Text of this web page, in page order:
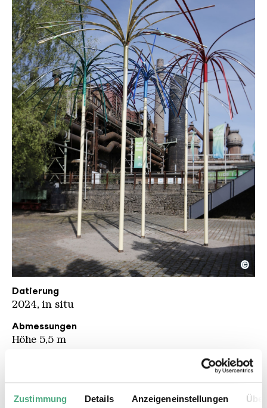
Zustimmung Details Anzeigeneinstellungen
Onno Poiesz KHV kompr
Copyright: Karl Heinrich Veith
©
Datierung
2024, in situ
Abmessungen
Höhe 5,5 m
Beschreibung